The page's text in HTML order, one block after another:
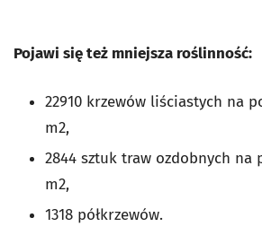
Pojawi się też mniejsza roślinność:
22910 krzewów liściastych na
m2,
2844 sztuk traw ozdobnych na
m2,
1318 półkrzewów.